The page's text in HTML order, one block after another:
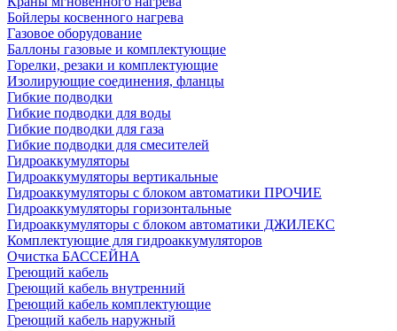
Бойлеры косвенного нагрева
Газовое оборудование
Баллоны газовые и комплектующие
Горелки, резаки и комплектующие
Изолирующие соединения, фланцы
Гибкие подводки
Гибкие подводки для воды
Гибкие подводки для газа
Гибкие подводки для смесителей
Гидроаккумуляторы
Гидроаккумуляторы вертикальные
Гидроаккумуляторы с блоком автоматики ПРОЧИЕ
Гидроаккумуляторы горизонтальные
Гидроаккумуляторы с блоком автоматики ДЖИЛЕКС
Комплектующие для гидроаккумуляторов
Очистка БАССЕЙНА
Греющий кабель
Греющий кабель внутренний
Греющий кабель комплектующие
Греющий кабель наружный